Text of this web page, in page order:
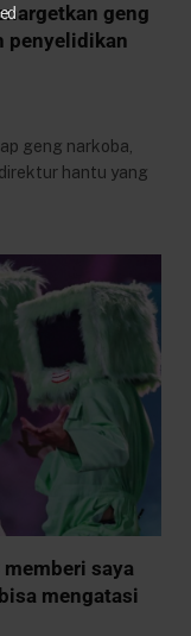
geng
penyelidikan
geng narkoba,
hantu yang
saya
mengatasi